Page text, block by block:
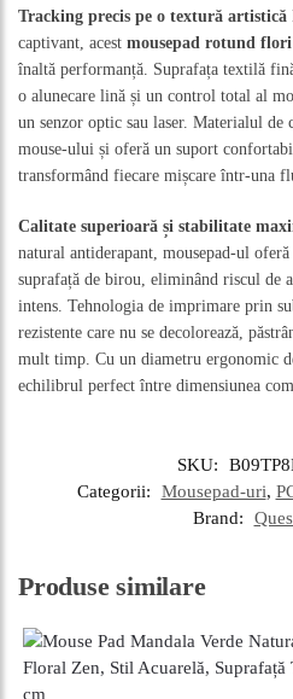
Tracking precis pe o textură artistică
captivant, acest mousepad rotund
înaltă performanță. Suprafața textilă
o alunecare lină și un control total al
un senzor optic sau laser. Materialul de
mouse-ului și oferă un suport
transformând fiecare mișcare într-una
Calitate superioară și stabilitate
natural antiderapant, mousepad-ul
suprafață de birou, eliminând riscul de
intens. Tehnologia de imprimare prin
rezistente care nu se decolorează,
mult timp. Cu un diametru ergonomic
echilibrul perfect între dimensiunea
SKU:
Categorii:
Mousepad-uri,
Brand:
Produse similare